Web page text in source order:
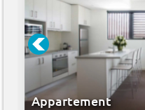
Appartement